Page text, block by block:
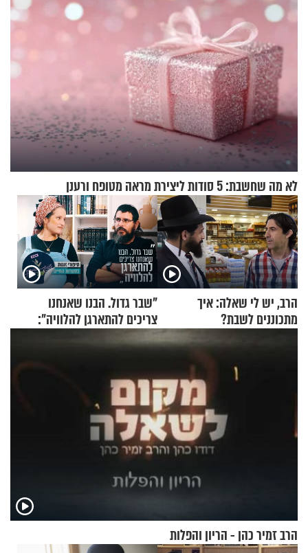
לא מה שחשבת: 5 סודות ליצירת מראה מטופח ורענן
הרב, יש לי שאלה: איך
מתכוננים לשבת?
"שבר גדול. הבנו שאנחנו
צריכים להתארגן להלוויה":
זוגיות במבחן, הפעם עם מרים
וגד דנינו
הרב זמיר כהן - הריון והפלות